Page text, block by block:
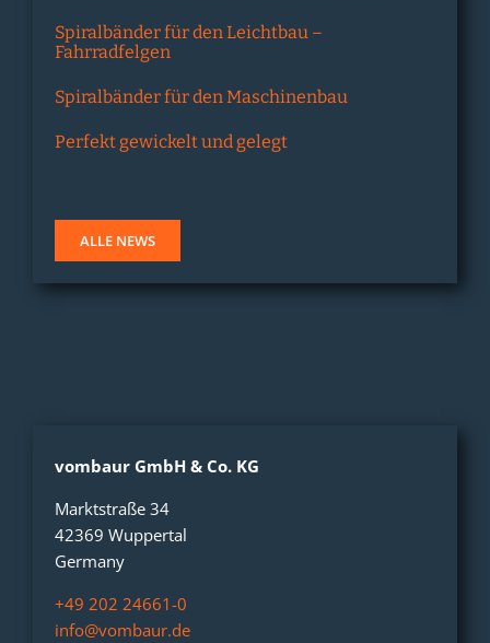
Spiralbänder für den Leichtbau –
Fahrradfelgen
Spiralbänder für den Maschinenbau
Perfekt gewickelt und gelegt
ALLE NEWS
vombaur GmbH & Co. KG
Marktstraße 34
42369 Wuppertal
Germany
+49 202 24661-0
info@vombaur.de